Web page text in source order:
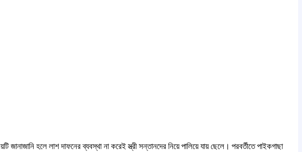
হলে লাশ দাফনের ব্যবস্থা না করেই স্ত্রী সন্তানদের নিয়ে পালিয়ে যায় ছেলে। পরবর্তীতে পাইকগাছা